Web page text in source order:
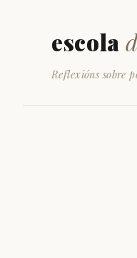
escola
Reflexións sobre